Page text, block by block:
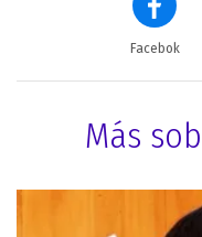
Facebok
Más